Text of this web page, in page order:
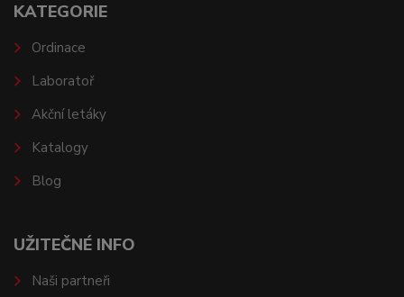
KATEGORIE
Ordinace
Laboratoř
Akční letáky
Katalogy
Blog
UŽITEČNÉ INFO
Naši partneři